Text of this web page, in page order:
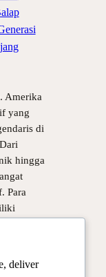
Amerika
yang
di
hingga
Para
di
deliver